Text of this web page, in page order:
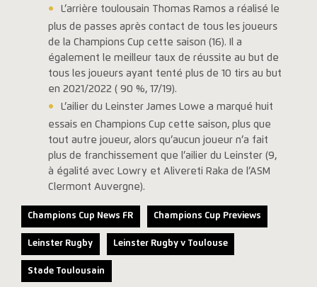
L’arrière toulousain Thomas Ramos a réalisé le
plus de passes après contact de tous les joueurs
de la Champions Cup cette saison (16). Il a
également le meilleur taux de réussite au but de
tous les joueurs ayant tenté plus de 10 tirs au but
en 2021/2022 ( 90 %, 17/19).
L’ailier du Leinster James Lowe a marqué huit
essais en Champions Cup cette saison, plus que
tout autre joueur, alors qu’aucun joueur n’a fait
plus de franchissement que l’ailier du Leinster (9,
à égalité avec Lowry et Alivereti Raka de l’ASM
Clermont Auvergne).
Champions Cup News FR Champions Cup Previews
Leinster Rugby Leinster Rugby v Toulouse
Stade Toulousain